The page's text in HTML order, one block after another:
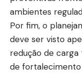
ambientes
Por fim, o
deve ser visto
redução de
de